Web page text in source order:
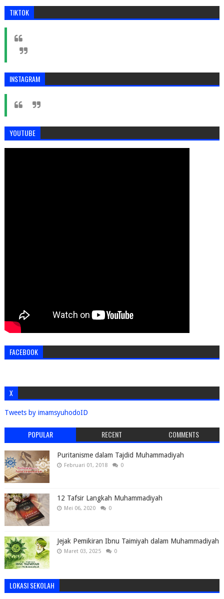
TIKTOK
INSTAGRAM
YOUTUBE
FACEBOOK
X
Tweets by imamsyuhodoID
POPULAR RECENT COMMENTS
Puritanisme dalam Tajdid Muhammadiyah
Februari 01, 2018 0
12 Tafsir Langkah Muhammadiyah
Mei 06, 2020 0
Jejak Pemikiran Ibnu Taimiyah dalam Muhammadiyah
Maret 03, 2025 0
LOKASI SEKOLAH